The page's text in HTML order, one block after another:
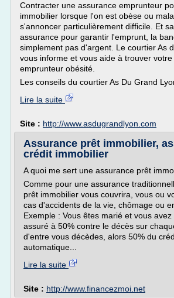
Contracter une assurance emprunteur
immobilier lorsque l'on est obèse ou
s'annoncer particulièrement difficile. Et
assurance pour garantir l'emprunt, la
simplement pas d'argent. Le courtier As
vous informe et vous aide à trouver
emprunteur obésité.
Les conseils du courtier As Du Grand
Lire la suite
Site : http://www.asdugrandlyon.com
Assurance prêt immobilier,
crédit immobilier
A quoi me sert une assurance prêt
Comme pour une assurance
prêt immobilier vous couvrira, vous ou
cas d'accidents de la vie, chômage ou
Exemple : Vous êtes marié et vous
assuré à 50% contre le décès sur
d'entre vous décèdes, alors 50% du
automatique...
Lire la suite
Site : http://www.financezmoi.net